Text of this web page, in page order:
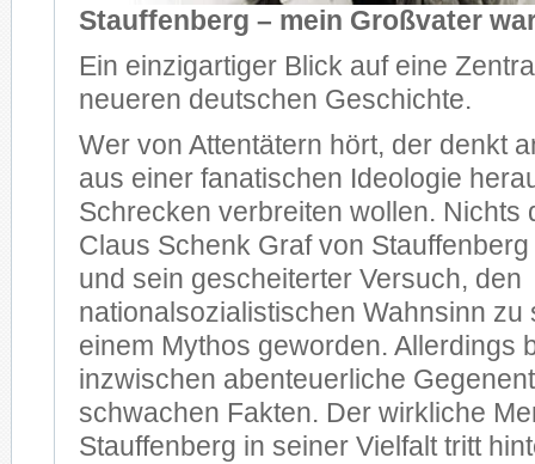
Stauffenberg – mein Großvater
Ein einzigartiger Blick auf eine
neueren deutschen Geschichte.
Wer von Attentätern hört, der denkt
aus einer fanatischen Ideologie
Schrecken verbreiten wollen. Nichts
Claus Schenk Graf von
und sein gescheiterter Versuch, den
nationalsozialistischen Wahnsinn zu
einem Mythos geworden. Allerdings
inzwischen abenteuerliche
schwachen Fakten. Der wirkliche
Stauffenberg in seiner Vielfalt tritt